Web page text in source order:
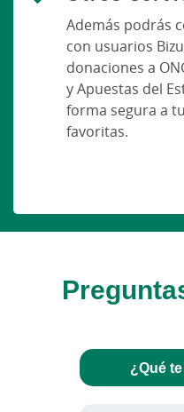
Además podrás
con usuarios
donaciones a
y Apuestas del
forma segura a
favoritas.
¿Qué